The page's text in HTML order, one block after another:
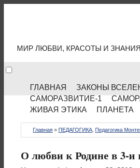
МИР ЛЮБВИ, КРАСОТЫ И ЗНАНИЯ
ГЛАВНАЯ ЗАКОНЫ
САМОРАЗВИТИЕ-1
ЖИВАЯ ЭТИКА
ПЛАНЕТА
Главная » ПЕДАГОГИКА Педагогика
О любви к Родине в 3-и